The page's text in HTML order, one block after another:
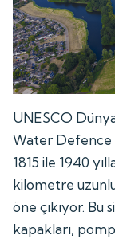
UNESCO
Water Defence
1815 ile 1940
kilometre
öne çıkıyor. Bu
kapakları,